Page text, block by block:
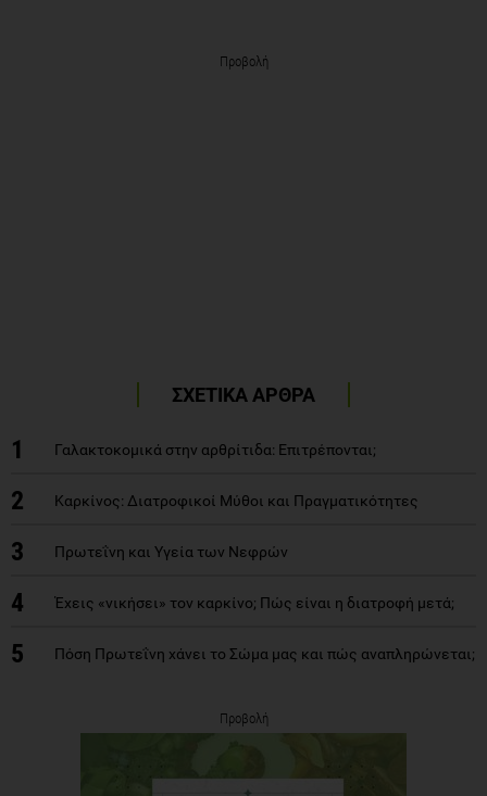
Προβολή
ΣΧΕΤΙΚΑ ΑΡΘΡΑ
1 Γαλακτοκομικά στην αρθρίτιδα: Επιτρέπονται;
2 Καρκίνος: Διατροφικοί Μύθοι και Πραγματικότητες
3 Πρωτεΐνη και Υγεία των Νεφρών
4 Έχεις «νικήσει» τον καρκίνο; Πώς είναι η διατροφή μετά;
5 Πόση Πρωτεΐνη χάνει το Σώμα μας και πώς αναπληρώνεται;
Προβολή